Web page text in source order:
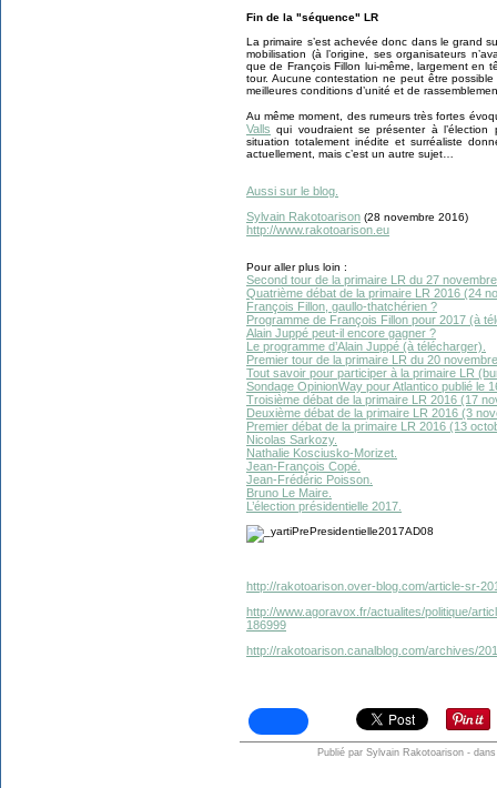
Fin de la "séquence" LR
La primaire s’est achevée donc dans le grand
mobilisation (à l’origine, ses organisateurs
que de François Fillon lui-même, largement en
tour. Aucune contestation ne peut être
meilleures conditions d’unité et de
Au même moment, des rumeurs très fortes
Valls qui voudraient se présenter à l’élection
situation totalement inédite et surréaliste
actuellement, mais c’est un autre sujet…
Aussi sur le blog.
Sylvain Rakotoarison (28 novembre 2016)
http://www.rakotoarison.eu
Pour aller plus loin :
Second tour de la primaire LR du 27
Quatrième débat de la primaire LR 2016 (24
François Fillon, gaullo-thatchérien ?
Programme de François Fillon pour 2017 (à
Alain Juppé peut-il encore gagner ?
Le programme d’Alain Juppé (à télécharger).
Premier tour de la primaire LR du 20
Tout savoir pour participer à la primaire LR
Sondage OpinionWay pour Atlantico publié le
Troisième débat de la primaire LR 2016 (17
Deuxième débat de la primaire LR 2016 (3
Premier débat de la primaire LR 2016 (13
Nicolas Sarkozy.
Nathalie Kosciusko-Morizet.
Jean-François Copé.
Jean-Frédéric Poisson.
Bruno Le Maire.
L’élection présidentielle 2017.
http://rakotoarison.over-blog.com/article-sr-
http://www.agoravox.fr/actualites/politique/
186999
http://rakotoarison.canalblog.com/archives/
Publié par Sylvain Rakotoarison -